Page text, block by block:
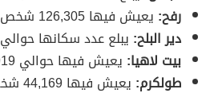
رفح: يعيش فيها 126,305 شخص.
دير البلح: يبلع عدد سكانها حوالي 59,504 نسمة.
بيت لاهيا: يعيش فيها حوالي 56,919 نسمة.
طولكرم: يعيش فيها 44,169 شخص.